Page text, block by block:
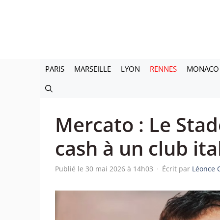
PARIS MARSEILLE LYON RENNES MONACO
Mercato : Le
cash à un club
Publié le 30 mai 2026 à 14h03 · Écrit par Léonce